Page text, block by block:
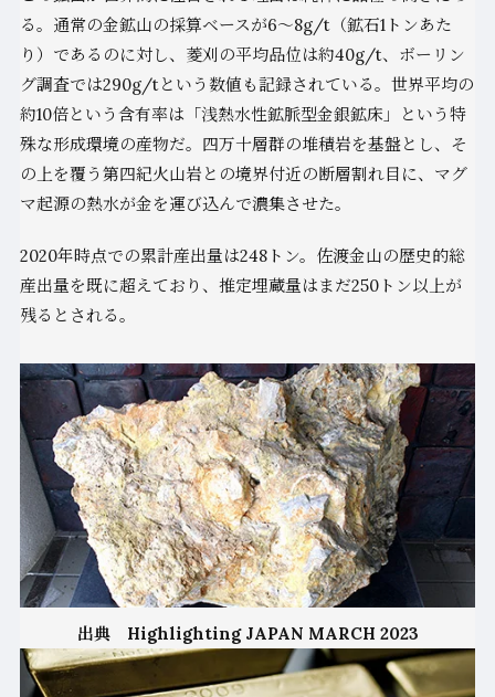
る。通常の金鉱山の採算ベースが6〜8g/t（鉱石1トンあた
り）であるのに対し、菱刈の平均品位は約40g/t、ボーリン
グ調査では290g/tという数値も記録されている。世界平均の
約10倍という含有率は「浅熱水性鉱脈型金銀鉱床」という特
殊な形成環境の産物だ。四万十層群の堆積岩を基盤とし、そ
の上を覆う第四紀火山岩との境界付近の断層割れ目に、マグ
マ起源の熱水が金を運び込んで濃集させた。
2020年時点での累計産出量は248トン。佐渡金山の歴史的総
産出量を既に超えており、推定埋蔵量はまだ250トン以上が
残るとされる。
出典 Highlighting JAPAN MARCH 2023